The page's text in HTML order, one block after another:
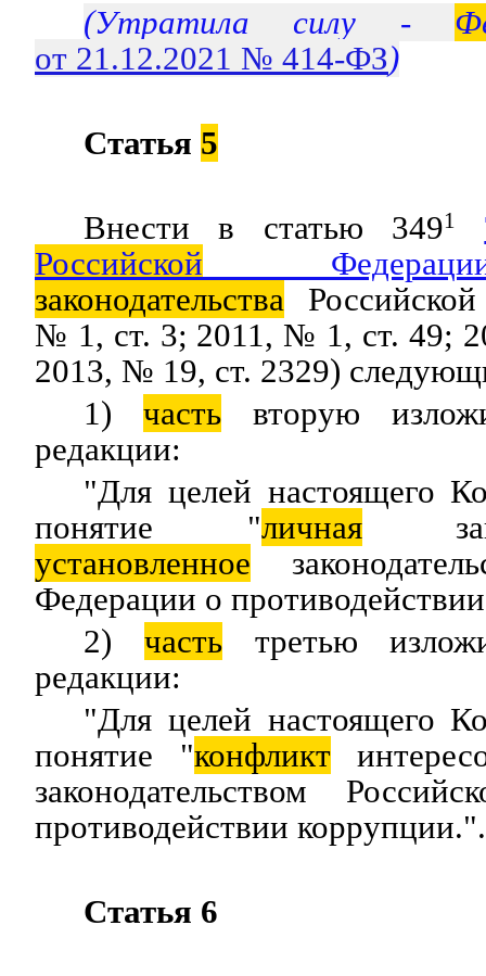
(Утратила силу -
от 21.12.2021 № 414-ФЗ)
Статья 5
Внести в статью 3491
Российской
законодательства
№ 1, ст. 3; 2011, № 1, ст. 49;
2013, № 19, ст. 2329)
1) часть вторую
редакции:
"Для целей настоящего
понятие "личная
установленное
Федерации о
2) частьтретью
редакции:
"Для целей настоящего
понятие "конфликт
законодательством
противодействии коррупции.".
Статья 6